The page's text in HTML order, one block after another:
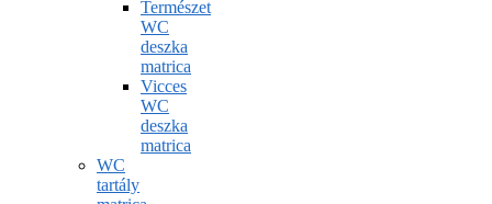
Természet
WC
deszka
matrica
Vicces
WC
deszka
matrica
WC
tartály